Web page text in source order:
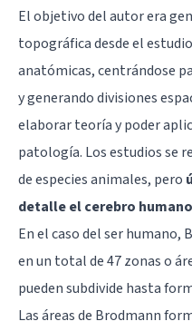
El objetivo del autor era
topográfica desde el
anatómicas, centrándose
y generando divisiones
elaborar teoría y poder
patología. Los estudios se
de especies animales, pero
detalle el cerebro
En el caso del ser humano,
en un total de 47 zonas o
pueden subdivide hasta
Las áreas de Brodmann